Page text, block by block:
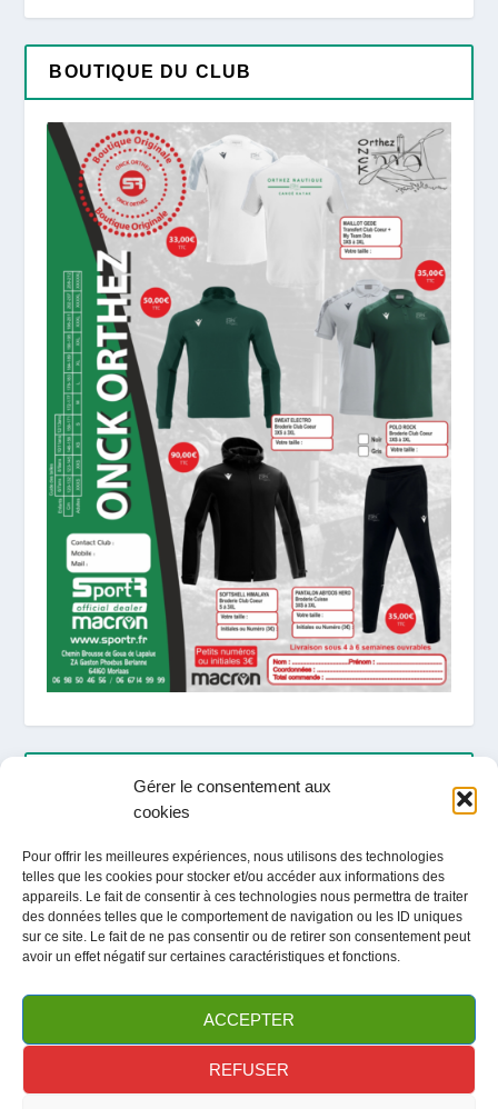
Gérer le consentement aux
cookies
Pour offrir les meilleures expériences, nous utilisons des technologies
telles que les cookies pour stocker et/ou accéder aux informations des
appareils. Le fait de consentir à ces technologies nous permettra de traiter
des données telles que le comportement de navigation ou les ID uniques
sur ce site. Le fait de ne pas consentir ou de retirer son consentement peut
avoir un effet négatif sur certaines caractéristiques et fonctions.
ACCEPTER
REFUSER
BOUTIQUE DU CLUB
ARTICLES RÉCENTS
Fête du club / Portes Ouvertes